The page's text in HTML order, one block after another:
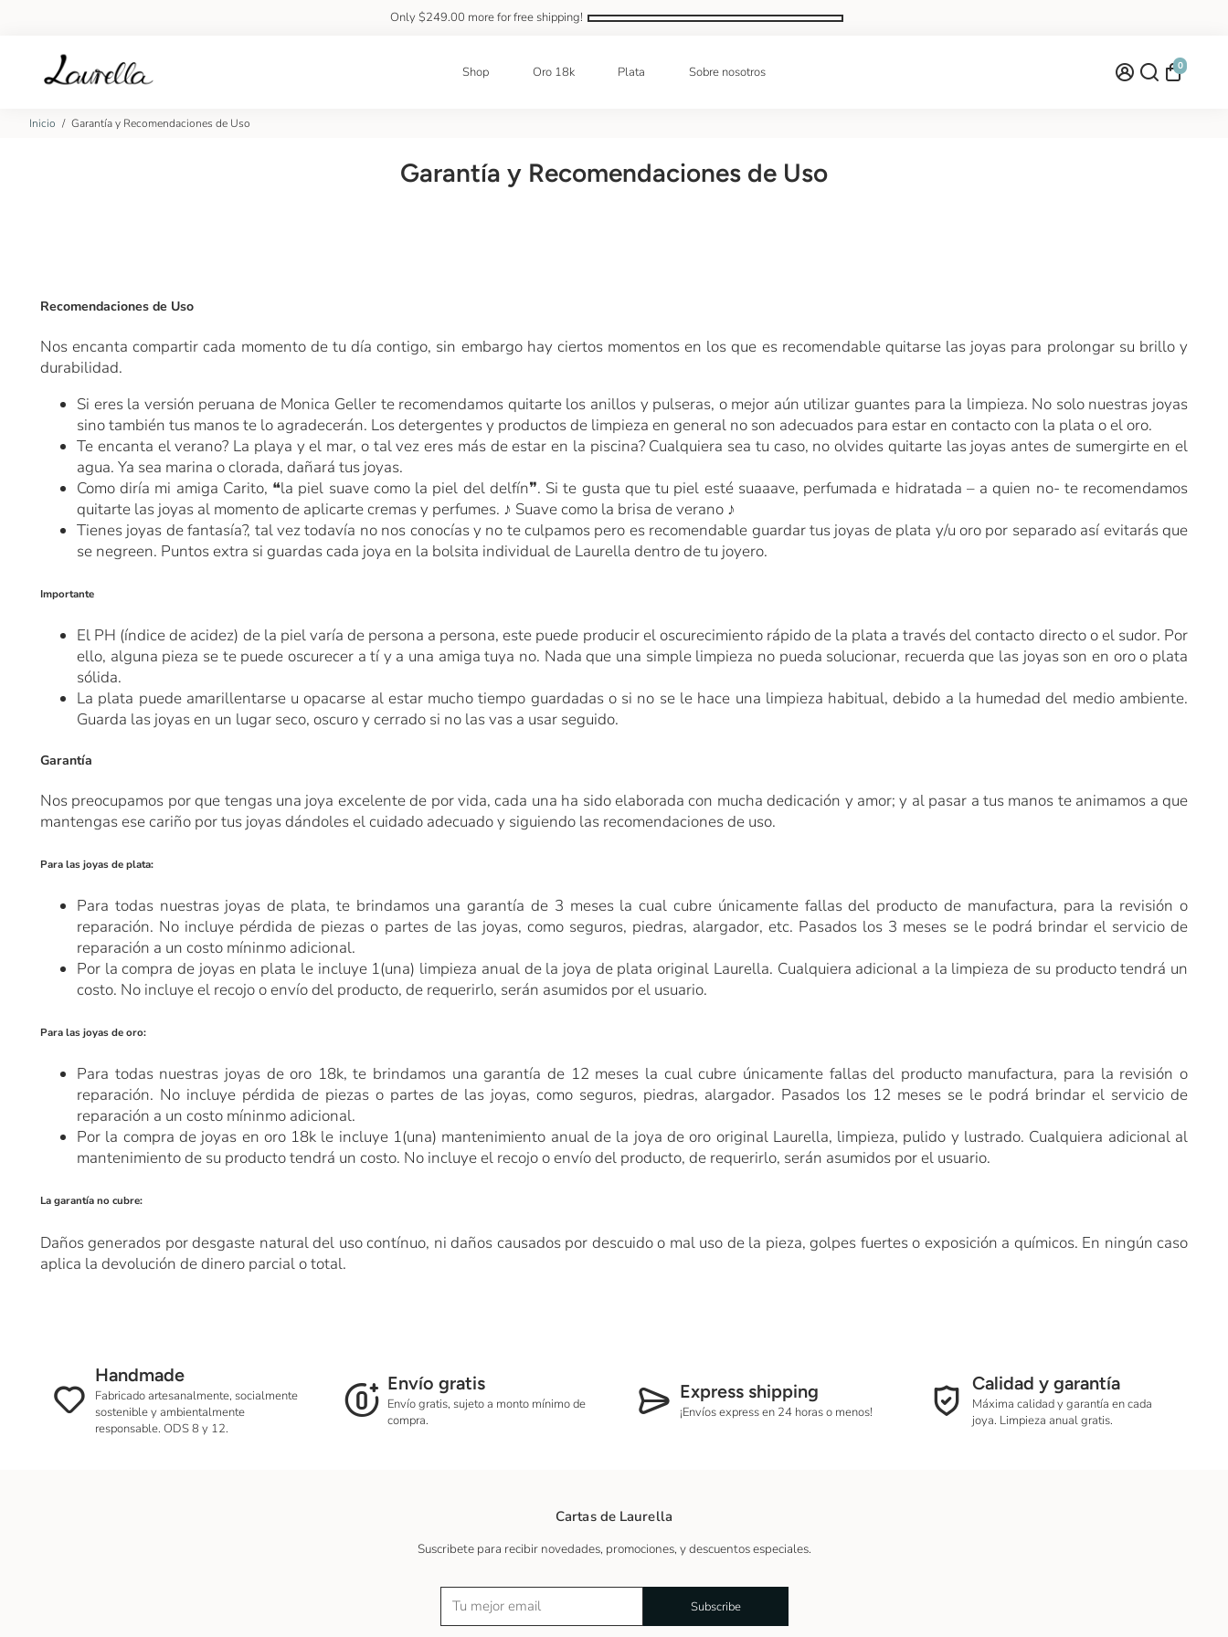
Only $249.00 more for free shipping!
Shop Oro 18k Plata Sobre nosotros 0
Inicio / Garantía y Recomendaciones de Uso
Garantía y Recomendaciones de Uso
Recomendaciones de Uso
Nos encanta compartir cada momento de tu día contigo, sin embargo hay ciertos momentos en los que es recomendable quitarse las joyas para prolongar su brillo y
durabilidad.
Si eres la versión peruana de Monica Geller te recomendamos quitarte los anillos y pulseras, o mejor aún utilizar guantes para la limpieza. No solo nuestras joyas
sino también tus manos te lo agradecerán. Los detergentes y productos de limpieza en general no son adecuados para estar en contacto con la plata o el oro.
Te encanta el verano? La playa y el mar, o tal vez eres más de estar en la piscina? Cualquiera sea tu caso, no olvides quitarte las joyas antes de sumergirte en el
agua. Ya sea marina o clorada, dañará tus joyas.
Como diría mi amiga Carito, ❝la piel suave como la piel del delfín❞. Si te gusta que tu piel esté suaaave, perfumada e hidratada – a quien no- te recomendamos
quitarte las joyas al momento de aplicarte cremas y perfumes. ♪ Suave como la brisa de verano ♪
Tienes joyas de fantasía?, tal vez todavía no nos conocías y no te culpamos pero es recomendable guardar tus joyas de plata y/u oro por separado así evitarás que
se negreen. Puntos extra si guardas cada joya en la bolsita individual de Laurella dentro de tu joyero.
Importante
El PH (índice de acidez) de la piel varía de persona a persona, este puede producir el oscurecimiento rápido de la plata a través del contacto directo o el sudor. Por
ello, alguna pieza se te puede oscurecer a tí y a una amiga tuya no. Nada que una simple limpieza no pueda solucionar, recuerda que las joyas son en oro o plata
sólida.
La plata puede amarillentarse u opacarse al estar mucho tiempo guardadas o si no se le hace una limpieza habitual, debido a la humedad del medio ambiente.
Guarda las joyas en un lugar seco, oscuro y cerrado si no las vas a usar seguido.
Garantía
Nos preocupamos por que tengas una joya excelente de por vida, cada una ha sido elaborada con mucha dedicación y amor; y al pasar a tus manos te animamos a que
mantengas ese cariño por tus joyas dándoles el cuidado adecuado y siguiendo las recomendaciones de uso.
Para las joyas de plata:
Para todas nuestras joyas de plata, te brindamos una garantía de 3 meses la cual cubre únicamente fallas del producto de manufactura, para la revisión o
reparación. No incluye pérdida de piezas o partes de las joyas, como seguros, piedras, alargador, etc. Pasados los 3 meses se le podrá brindar el servicio de
reparación a un costo míninmo adicional.
Por la compra de joyas en plata le incluye 1(una) limpieza anual de la joya de plata original Laurella. Cualquiera adicional a la limpieza de su producto tendrá un
costo. No incluye el recojo o envío del producto, de requerirlo, serán asumidos por el usuario.
Para las joyas de oro:
Para todas nuestras joyas de oro 18k, te brindamos una garantía de 12 meses la cual cubre únicamente fallas del producto manufactura, para la revisión o
reparación. No incluye pérdida de piezas o partes de las joyas, como seguros, piedras, alargador. Pasados los 12 meses se le podrá brindar el servicio de
reparación a un costo míninmo adicional.
Por la compra de joyas en oro 18k le incluye 1(una) mantenimiento anual de la joya de oro original Laurella, limpieza, pulido y lustrado. Cualquiera adicional al
mantenimiento de su producto tendrá un costo. No incluye el recojo o envío del producto, de requerirlo, serán asumidos por el usuario.
La garantía no cubre:
Daños generados por desgaste natural del uso contínuo, ni daños causados por descuido o mal uso de la pieza, golpes fuertes o exposición a químicos. En ningún caso
aplica la devolución de dinero parcial o total.
Handmade
Fabricado artesanalmente, socialmente
sostenible y ambientalmente
responsable. ODS 8 y 12.
Envío gratis
Envío gratis, sujeto a monto mínimo de
compra.
Express shipping
¡Envíos express en 24 horas o menos!
Calidad y garantía
Máxima calidad y garantía en cada
joya. Limpieza anual gratis.
Cartas de Laurella
Suscribete para recibir novedades, promociones, y descuentos especiales.
Subscribe